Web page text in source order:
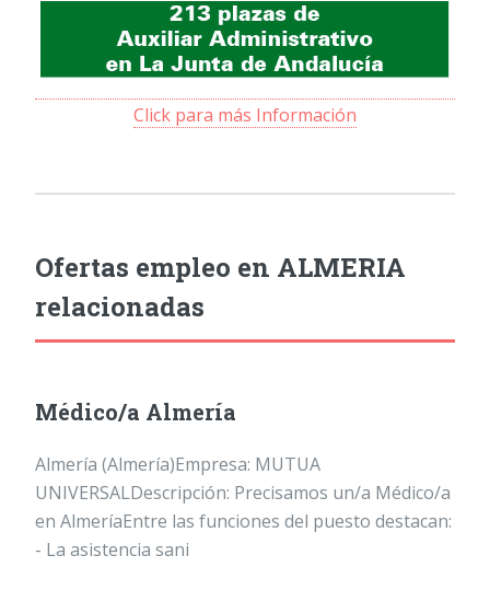
Click para más Información
Ofertas empleo en ALMERIA
relacionadas
Médico/a Almería
Almería (Almería)Empresa: MUTUA
UNIVERSALDescripción: Precisamos un/a Médico/a
en AlmeríaEntre las funciones del puesto destacan:
- La asistencia sani